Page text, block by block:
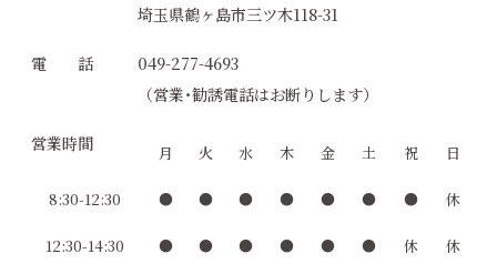
埼玉県鶴ヶ島市三ツ木118-31
電 話
049-277-4693
（営業･勧誘電話はお断りします）
営業時間 月 火 水 木 金 土 祝 日
8:30-12:30 ● ● ● ● ● ● ● 休
12:30-14:30 ● ● ● ● ● ● 休 休